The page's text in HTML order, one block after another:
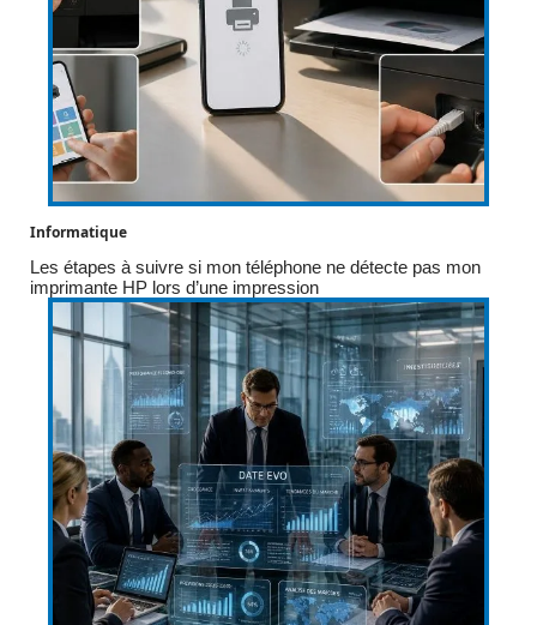
Informatique
Les étapes à suivre si mon téléphone ne détecte pas mon
imprimante HP lors d’une impression